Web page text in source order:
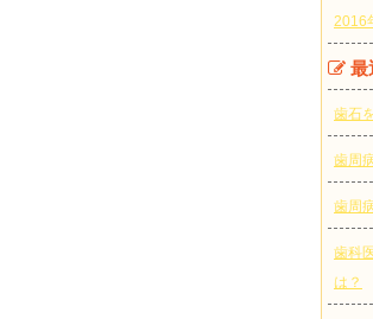
2016
最
歯石
歯周
歯周
歯科
は？